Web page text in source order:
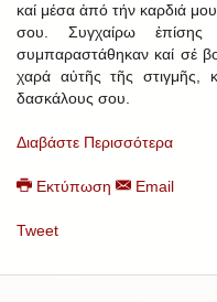
καί μέσα ἀπό τήν καρδιά
σου. Συγχαίρω
συμπαραστάθηκαν καί σέ
χαρά αὐτῆς τῆς στιγμῆς,
δασκάλους σου.
Διαβάστε Περισσότερα
Εκτύπωση Email
Tweet